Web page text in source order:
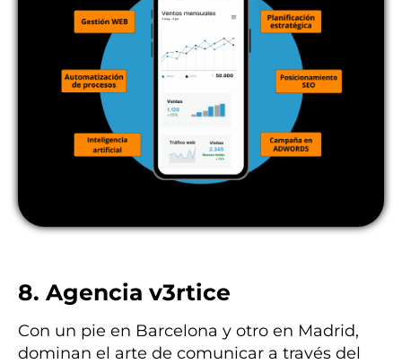
8. Agencia v3rtice
Con un pie en Barcelona y otro en Madrid,
dominan el arte de comunicar a través del